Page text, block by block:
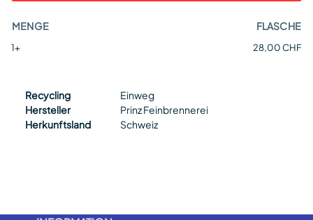
MENGE FLASCHE
1+ 28,00 CHF
Recycling
Einweg
Hersteller
Prinz Feinbrennerei
Herkunftsland
Schweiz